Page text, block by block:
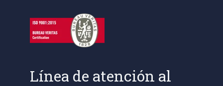
Línea de atención al